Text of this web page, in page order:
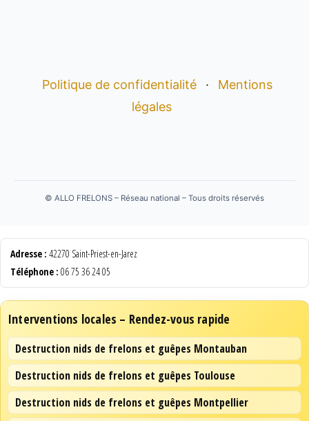
Politique de confidentialité ·
Mentions
légales
© ALLO FRELONS – Réseau national – Tous droits réservés
Adresse : 42270 Saint-Priest-en-Jarez
Téléphone : 06 75 36 24 05
Interventions locales – Rendez-vous rapide
Destruction nids de frelons et guêpes Montauban
Destruction nids de frelons et guêpes Toulouse
Destruction nids de frelons et guêpes Montpellier